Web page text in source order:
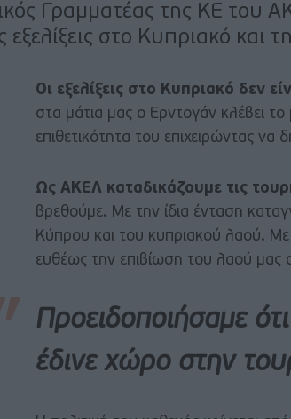
Γραμματέας της ΚΕ του
εξελίξεις στο Κυπριακό και
Οι εξελίξεις στο Κυπριακό δεν
στα μάτια μας ο Ερντογάν κλέβει
επιθετικότητα του επιχειρώντας να
Ως ΑΚΕΛ καταδικάζουμε τις
βρεθούμε. Με την ίδια ένταση
Κύπρου και του κυπριακού λαού. Με
ευθέως την επιβίωση του λαού μας
Προειδοποιήσαμε
έδινε χώρο στην